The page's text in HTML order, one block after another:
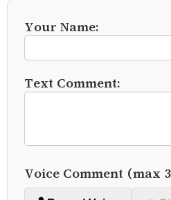
Your Name:
Text Comment:
Voice Comment (max